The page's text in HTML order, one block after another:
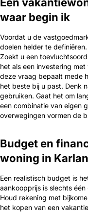
waar begin ik
Voordat u de
doelen helder te
Zoekt u een
het als een investering
deze vraag bepaalt mede
het beste bij u past. Denk
gebruiken. Gaat het om
een combinatie van eigen
overwegingen vormen de
Budget en
woning in
Een realistisch budget is
aankoopprijs is slechts
Houd rekening met
het kopen van een